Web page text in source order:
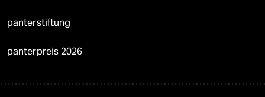
panterstiftung
panterpreis 2026